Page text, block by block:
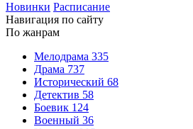
Новинки Расписание
Навигация по сайту
По жанрам
Мелодрама 335
Драма 737
Исторический 68
Детектив 58
Боевик 124
Военный 36